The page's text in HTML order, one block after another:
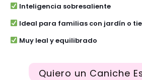
Inteligencia sobresaliente
Ideal para familias con jardín o
Muy leal y equilibrado
Quiero un Caniche